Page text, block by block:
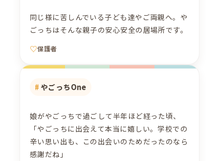
同じ様に苦しんでいる子ども達やご両親へ。や
ごっちはそんな親子の安心安全の居場所です。
保護者
やごっちOne
娘がやごっちで過ごして半年ほど経った頃、
「やごっちに出会えて本当に嬉しい。学校での
辛い思い出も、この出会いのためだったのなら
感謝だね」